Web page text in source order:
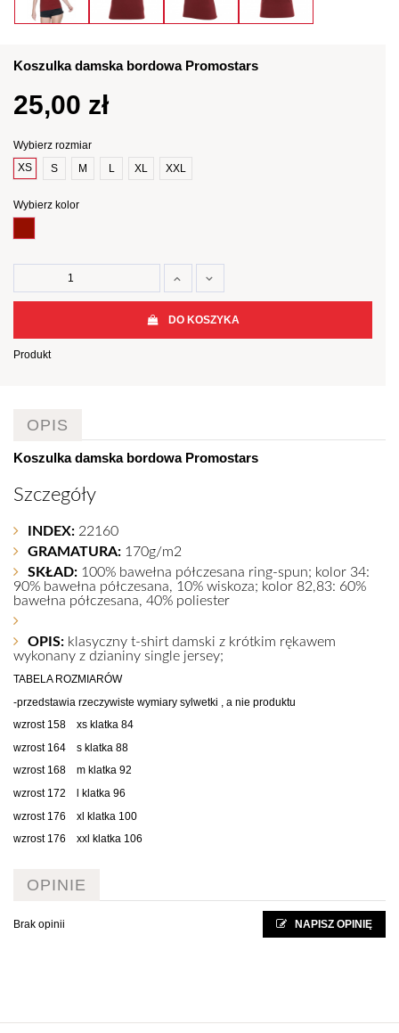
Koszulka damska bordowa Promostars
25,00 zł
Wybierz rozmiar
XS
S M L XL XXL
Wybierz kolor
DO KOSZYKA
Produkt
OPIS
Koszulka damska bordowa Promostars
Szczegóły
INDEX: 22160
GRAMATURA: 170g/m2
SKŁAD: 100% bawełna półczesana ring-spun; kolor 34:
90% bawełna półczesana, 10% wiskoza; kolor 82,83: 60%
bawełna półczesana, 40% poliester
OPIS: klasyczny t-shirt damski z krótkim rękawem
wykonany z dzianiny single jersey;
TABELA ROZMIARÓW
-przedstawia rzeczywiste wymiary sylwetki , a nie produktu
wzrost 158 xs klatka 84
wzrost 164 s klatka 88
wzrost 168 m klatka 92
wzrost 172 l klatka 96
wzrost 176 xl klatka 100
wzrost 176 xxl klatka 106
OPINIE
Brak opinii NAPISZ OPINIĘ